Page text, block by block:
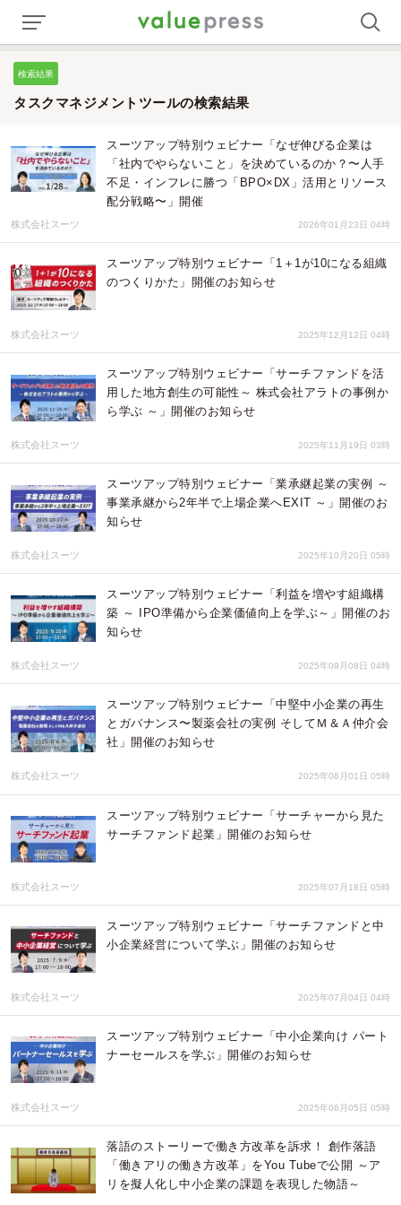
検索結果
タスクマネジメントツールの検索結果
スーツアップ特別ウェビナー「なぜ伸びる企業は
「社内でやらないこと」を決めているのか？〜人手
不足・インフレに勝つ「BPO×DX」活用とリソース
配分戦略〜」開催
株式会社スーツ 2026年01月23日 04時
スーツアップ特別ウェビナー「1＋1が10になる組織
のつくりかた」開催のお知らせ
株式会社スーツ 2025年12月12日 04時
スーツアップ特別ウェビナー「サーチファンドを活
用した地方創生の可能性～ 株式会社アラトの事例か
ら学ぶ ～」開催のお知らせ
株式会社スーツ 2025年11月19日 03時
スーツアップ特別ウェビナー「業承継起業の実例 ～
事業承継から2年半で上場企業へEXIT ～」開催のお
知らせ
株式会社スーツ 2025年10月20日 05時
スーツアップ特別ウェビナー「利益を増やす組織構
築 ～ IPO準備から企業価値向上を学ぶ～」開催のお
知らせ
株式会社スーツ 2025年09月08日 04時
スーツアップ特別ウェビナー「中堅中小企業の再生
とガバナンス〜製薬会社の実例 そしてＭ＆Ａ仲介会
社」開催のお知らせ
株式会社スーツ 2025年08月01日 05時
スーツアップ特別ウェビナー「サーチャーから見た
サーチファンド起業」開催のお知らせ
株式会社スーツ 2025年07月18日 05時
スーツアップ特別ウェビナー「サーチファンドと中
小企業経営について学ぶ」開催のお知らせ
株式会社スーツ 2025年07月04日 04時
スーツアップ特別ウェビナー「中小企業向け パート
ナーセールスを学ぶ」開催のお知らせ
株式会社スーツ 2025年06月05日 05時
落語のストーリーで働き方改革を訴求！ 創作落語
「働きアリの働き方改革」をYou Tubeで公開 ～ア
リを擬人化し中小企業の課題を表現した物語～